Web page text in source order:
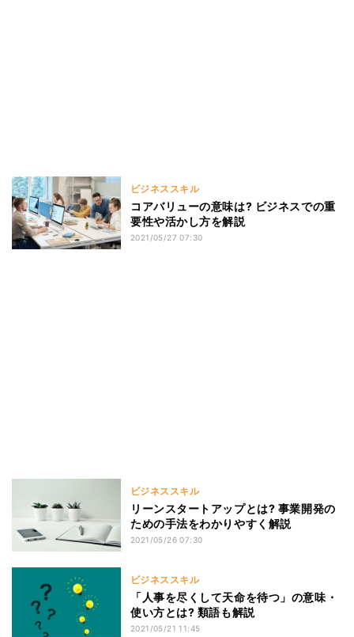
ビジネススキル
コアバリューの意味は? ビジネスでの重
要性や活かし方を解説
2021/05/27 07:30
ビジネススキル
リーンスタートアップとは? 事業開発の
ための手法をわかりやすく解説
2021/05/26 07:30
ビジネススキル
「人事を尽くして天命を待つ」の意味・
使い方とは? 類語も解説
2021/05/21 11:45